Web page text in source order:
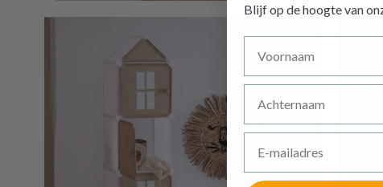
Blijf op de hoogte van